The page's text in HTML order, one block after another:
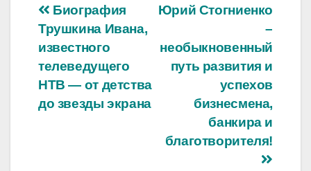
Навигация
по
записям
Юрий Стогниенко
–
необыкновенный
путь развития и
успехов
бизнесмена,
банкира и
благотворителя!
Биография
Трушкина Ивана,
известного
телеведущего
НТВ — от детства
до звезды экрана